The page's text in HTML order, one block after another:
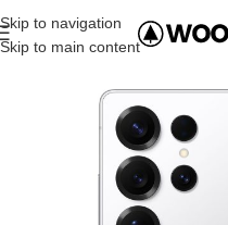
Skip to navigation
Skip to main content
Главная Samsung S25 Ultra